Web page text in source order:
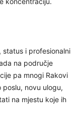
status i profesionalni
na područje
pa mnogi Rakovi
novu ulogu,
na mjestu koje ih